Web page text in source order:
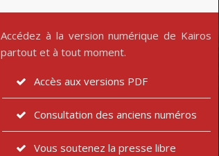
Accédez à la version numérique de Kairos
partout et à tout moment.
Accès aux versions PDF
Consultation des anciens numéros
Vous soutenez la presse libre